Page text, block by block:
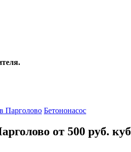
Парголово Бетононасос
от 500 руб. куб